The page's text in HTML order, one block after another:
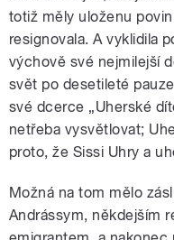
totiž měly uloženu
resignovala. A vyklidila
výchově své nejmilejší
svět po desetileté
své dcerce „Uherské
netřeba vysvětlovat;
proto, že Sissi Uhry a
Možná na tom mělo
Andrássym, někdejším